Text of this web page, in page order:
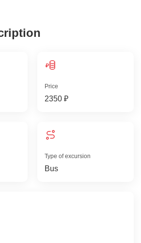
Price
2350 ₽
Type of excursion
Bus